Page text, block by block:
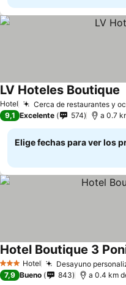
Hotel Cerca de restaurantes y
LV Hoteles Boutique
9,1 Excelente 574 a 0.7
Elige fechas para ver los
3 Estrellas
Hotel Desayuno
Hotel Boutique 3
7,9 Bueno 843 a 0.4 km